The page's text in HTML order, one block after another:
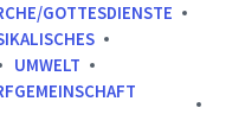
GOTTESDIENSTE
UMWELT